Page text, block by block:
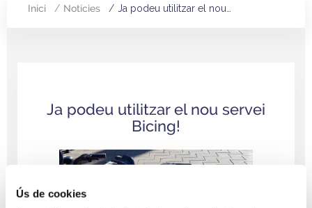
Ús de cookies
Inici Notícies Ja podeu utilitzar el nou…
Ja podeu utilitzar el nou servei
Bicing!